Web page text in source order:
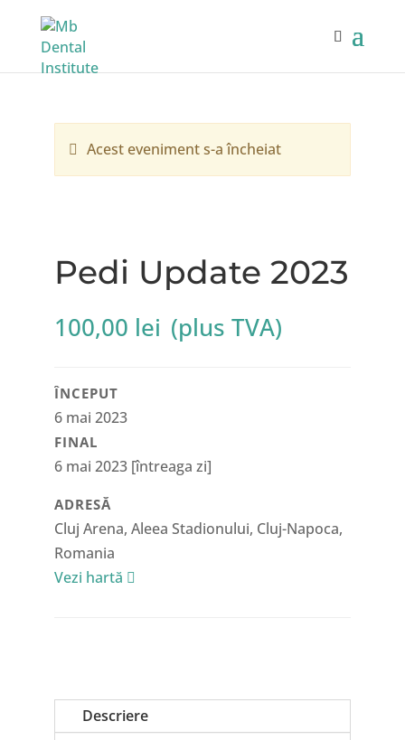
Acest eveniment s-a încheiat
Pedi Update 2023
100,00 lei (plus TVA)
ÎNCEPUT
6 mai 2023
FINAL
6 mai 2023[întreaga zi]
ADRESĂ
Cluj Arena, Aleea Stadionului, Cluj-Napoca,
Romania
Vezi hartă
Descriere